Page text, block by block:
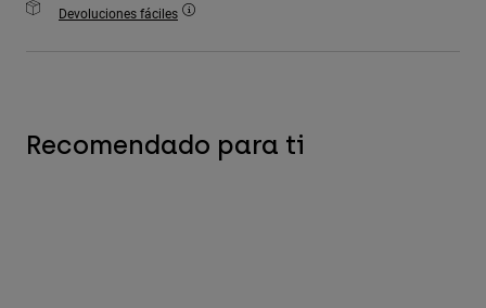
Accesorios
Gorras y Gorros
Devoluciones fáciles
Recomendado para ti